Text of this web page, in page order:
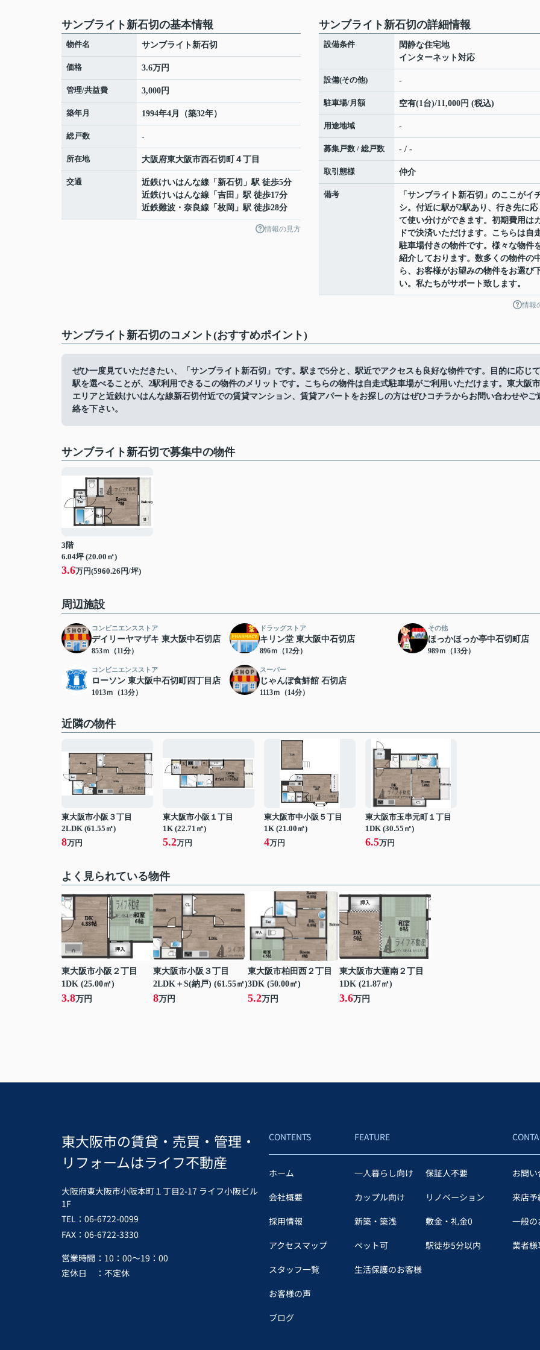
サンブライト新石切の基本情報
物件名 サンブライト新石切
価格 3.6万円
管理/共益費 3,000円
築年月 1994年4月（築32年）
総戸数 -
所在地 大阪府東大阪市西石切町 ４丁目
交通 近鉄けいはんな線 「 新石切 」駅 徒歩5分
近鉄けいはんな線 「 吉田 」駅 徒歩17分
近鉄難波・奈良線 「 枚岡 」駅 徒歩28分
情報の見方
サンブライト新石切の詳細情報
設備条件
閑静な住宅地
インターネット対応
設備(その他) -
駐車場/月額 空有(1台)/11,000円 (税込)
用途地域 -
募集戸数 / 総戸数 - / -
取引態様 仲介
備考
「サンブライト新石切」のここがイ
シ。付近に駅が2駅あり、行き先に応
て使い分けができます。初期費用は
ドで決済いただけます。こちらは自
駐車場付きの物件です。様々な物件
紹介しております。数多くの物件の
ら、お客様がお望みの物件をお選び
い。私たちがサポート致します。
情報
サンブライト新石切のコメント(おすすめポイント)
ぜひ一度見ていただきたい、「サンブライト新石切」です。駅まで5分と、駅近でアクセスも良好な物件です。目的に応じて
駅を選べることが、2駅利用できるこの物件のメリットです。こちらの物件は自走式駐車場がご利用いただけます。東大阪市
エリアと近鉄けいはんな線新石切付近での賃貸マンション、賃貸アパートをお探しの方はぜひコチラからお問い合わせやご
絡を下さい。
サンブライト新石切で募集中の物件
3階
6.04坪 (20.00㎡)
3.6万円(5960.26円/坪)
周辺施設
コンビニエンスストア
デイリーヤマザキ 東大阪中石切店
853ｍ（11分）
ドラッグストア
キリン堂 東大阪中石切店
896ｍ（12分）
その他
ほっかほっか亭中石切町店
989ｍ（13分）
コンビニエンスストア
ローソン 東大阪中石切町四丁目店
1013ｍ（13分）
スーパー
じゃんぼ食鮮館 石切店
1113ｍ（14分）
近隣の物件
東大阪市小阪３丁目
2LDK (61.55㎡)
8万円
東大阪市小阪１丁目
1K (22.71㎡)
5.2万円
東大阪市中小阪５丁目
1K (21.00㎡)
4万円
東大阪市玉串元町１丁目
1DK (30.55㎡)
6.5万円
よく見られている物件
東大阪市小阪２丁目
1DK (25.00㎡)
3.8万円
東大阪市小阪３丁目
2LDK＋S(納戸) (61.55㎡)
8万円
東大阪市柏田西２丁目
3DK (50.00㎡)
5.2万円
東大阪市大蓮南２丁目
1DK (21.87㎡)
3.6万円
東大阪市の賃貸・売買・管理・
リフォームはライフ不動産
大阪府東大阪市小阪本町１丁目2-17 ライフ小阪ビル
1F
TEL：06-6722-0099
FAX：06-6722-3330
営業時間 ：10：00～19：00
定休日
：不定休
CONTENTS
ホーム
会社概要
採用情報
アクセスマップ
スタッフ一覧
お客様の声
ブログ
FEATURE
一人暮らし向け
保証人不要
カップル向け
リノベーション
新築・築浅
敷金・礼金0
ペット可
駅徒歩5分以内
生活保護のお客様
お問
来店予
一般の
業者